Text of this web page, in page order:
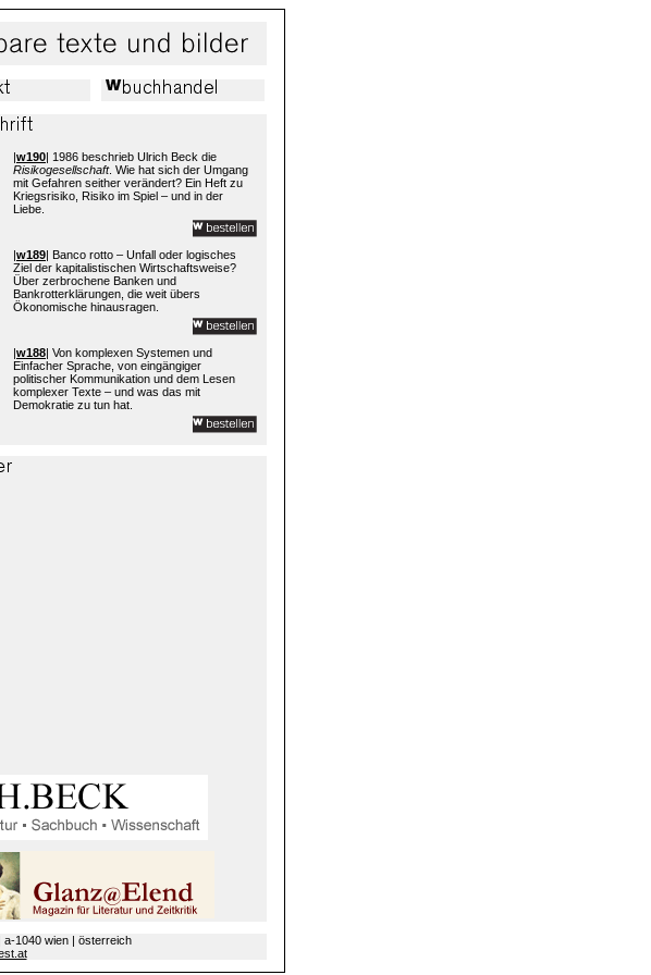
|w190| 1986 beschrieb Ulrich Beck die
Risikogesellschaft. Wie hat sich der Umgang
mit Gefahren seither verändert? Ein Heft zu
Kriegsrisiko, Risiko im Spiel – und in der
Liebe.
|w189| Banco rotto – Unfall oder logisches
Ziel der kapitalistischen Wirtschaftsweise?
Über zerbrochene Banken und
Bankrotterklärungen, die weit übers
Ökonomische hinausragen.
|w188| Von komplexen Systemen und
Einfacher Sprache, von eingängiger
politischer Kommunikation und dem Lesen
komplexer Texte – und was das mit
Demokratie zu tun hat.
1040 wien | österreich